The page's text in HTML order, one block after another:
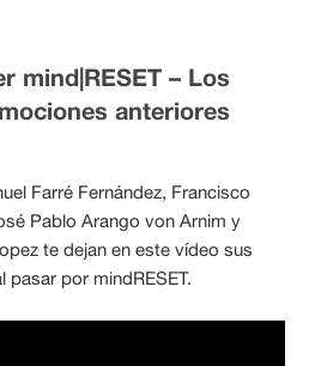
mind|RESET – Los
anteriores
Farré Fernández, Francisco
Pablo Arango von Arnim y
te dejan en este vídeo sus
pasar por mindRESET.